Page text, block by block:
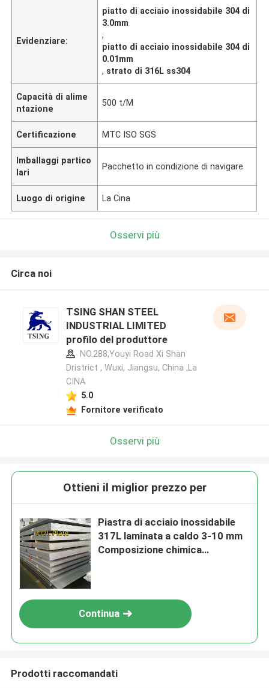
Evidenziare:
piatto di acciaio inossidabile 304 di
3.0mm
,
piatto di acciaio inossidabile 304 di
0.01mm
, strato di 316L ss304
Capacità di alime
ntazione
500 t/M
Certificazione MTC ISO SGS
Imballaggi partico
lari
Pacchetto in condizione di navigare
Luogo di origine La Cina
Osservi più
Circa noi
TSING SHAN STEEL
INDUSTRIAL LIMITED
profilo del produttore
NO.288,Youyi Road Xi Shan
Dristrict , Wuxi, Jiangsu, China ,La
CINA
5.0
Fornitore verificato
Osservi più
Ottieni il miglior prezzo per
Piastra di acciaio inossidabile
317L laminata a caldo 3-10 mm
Composizione chimica
Continua
Prodotti raccomandati